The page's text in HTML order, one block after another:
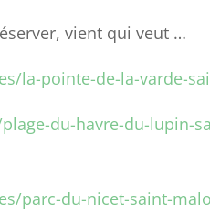
vient qui veut …
la-pointe-de-la-varde-
du-havre-du-lupin-
parc-du-nicet-saint-